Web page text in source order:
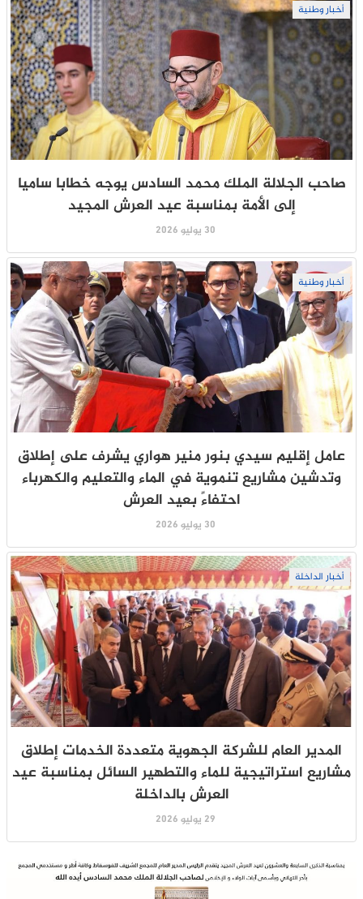
أخبار وطنية
صاحب الجلالة الملك محمد السادس يوجه خطابا ساميا
إلى الأمة بمناسبة عيد العرش المجيد
30 يوليو 2026
أخبار وطنية
عامل إقليم سيدي بنور منير هواري يشرف على إطلاق
وتدشين مشاريع تنموية في الماء والتعليم والكهرباء
احتفاءً بعيد العرش
30 يوليو 2026
أخبار الداخلة
المدير العام للشركة الجهوية متعددة الخدمات إطلاق
مشاريع استراتيجية للماء والتطهير السائل بمناسبة عيد
العرش بالداخلة
29 يوليو 2026